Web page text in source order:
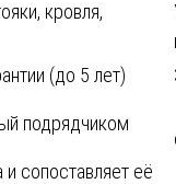
кровля,
(до 5 лет)
подрядчиком
и сопоставляет её